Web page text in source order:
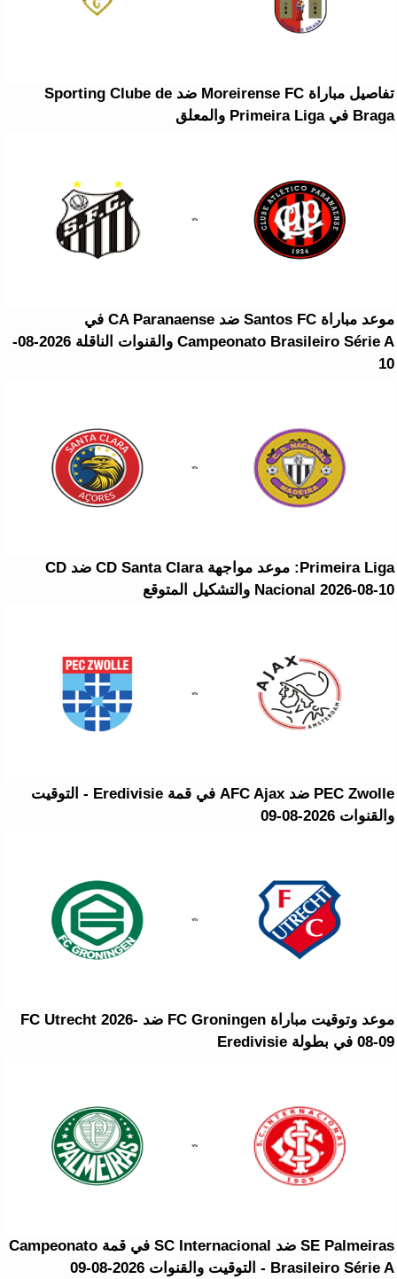
تفاصيل مباراة Moreirense FC ضد Sporting Clube de
Braga في Primeira Liga والمعلق
موعد مباراة Santos FC ضد CA Paranaense في
Campeonato Brasileiro Série A والقنوات الناقلة 2026-08-
10
Primeira Liga: موعد مواجهة CD Santa Clara ضد CD
Nacional 2026-08-10 والتشكيل المتوقع
PEC Zwolle ضد AFC Ajax في قمة Eredivisie - التوقيت
والقنوات 2026-08-09
موعد وتوقيت مباراة FC Groningen ضد FC Utrecht 2026-
08-09 في بطولة Eredivisie
SE Palmeiras ضد SC Internacional في قمة Campeonato
Brasileiro Série A - التوقيت والقنوات 2026-08-09